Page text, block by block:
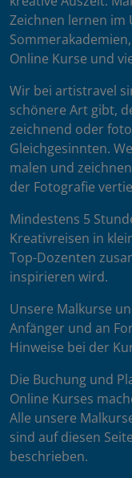
Zeichnen lernen im
Online Kurse und
Wir bei artistravel
schönere Art gibt,
zeichnend oder
Gleichgesinnten.
malen und
der Fotografie
Mindestens 5
Kreativreisen in
Top-Dozenten
inspirieren wird.
Unsere Malkurse
Anfänger und an
Hinweise bei der
Die Buchung und
Online Kurses
Alle unsere
sind auf diesen
beschrieben.